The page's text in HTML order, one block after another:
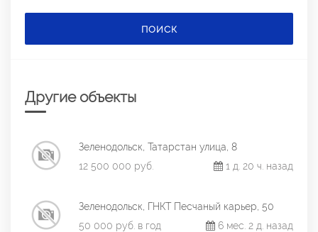
ПОИСК
Другие объекты
Зеленодольск, Татарстан улица, 8
12 500 000 руб.
1 д. 20 ч. назад
Зеленодольск, ГНКТ Песчаный карьер, 50
50 000 руб. в год
6 мес. 2 д. назад